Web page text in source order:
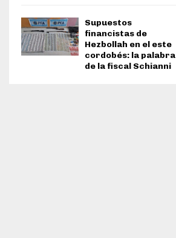
Supuestos
financistas de
Hezbollah en el este
cordobés: la palabra
de la fiscal Schianni